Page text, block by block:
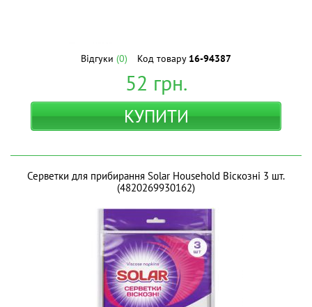
Відгуки (0) Код товару 16-94387
52 грн.
КУПИТИ
Серветки для прибирання Solar Household Віскозні 3 шт.
(4820269930162)